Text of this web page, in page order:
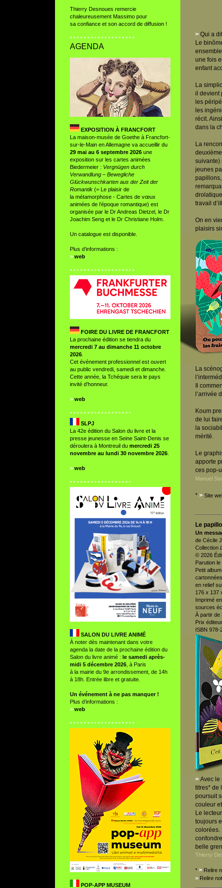
Thierry Desnoues remercie
chaleureusement Massimo pour
sa confiance et son accord de diffusion !
° ° ° ° ° ° ° ° ° ° ° ° ° ° ° ° ° ° °
AGENDA
EXPOSITION À FRANCFORT
La maison-musée de Goethe à Francfort-
sur-le-Main en Allemagne va accueillir du
29 mai au 6 septembre 2026une
exposition sur les cartes animées
Biedermeier : Vergnügen durch
Verwandlung – Bewegliche
Glückwunschkarten aus der Zeit der
Romantik(= Le plaisir de
la métamorphose - Cartes de vœux
animées de l’époque romantique) est
organisée par le Dr Andreas Dietzel, le Dr
Joachim Seng et le Dr Christiane Holm.
Un catalogue est disponible.
Plus d’informations :
> web
° ° ° ° ° ° ° ° ° ° ° ° ° ° ° ° ° ° °
FOIRE DU LIVRE DE FRANCFORT
La prochaine édition se tiendra du
mercredi 7 au dimanche 11 octobre
2026.
Cet événement professionnel est ouvert
au public vendredi, samedi et dimanche.
Cette année, la Tchéquie sera le pays
invité d’honneur.
>web
° ° ° ° ° ° ° ° ° ° ° ° ° ° ° ° ° °
SLPJ
La 42e édition du Salon du livre et la
presse jeunesse en Seine Saint-Denis se
déroulera à Montreuil du mercredi 25
novembre au lundi 30 novembre 2026.
> web
° ° ° ° ° ° ° ° ° ° ° ° ° ° ° ° ° °
SALON DU LIVRE ANIMÉ
À noter dès maintenant dans votre
agenda la date de la prochaine édition du
Salon du livre animé : le samedi après-
midi 5 décembre 2026, à Paris
à la mairie du 9e arrondissement, de 14h
à 18h. Entrée libre et gratuite.
Un événement à ne pas manquer !
Plus d’informations :
> web
° ° ° ° ° ° ° ° ° ° ° ° ° ° ° ° ° ° °
POP-APP MUSEUM
> Qui a
Le
une fois
enfant
La
il devient
les
les
récit.
dans la
La
suivante)
jeunes
travail
On en
plaisirs
La
Il
l’arrivée
Koum
de lui
la
mérité.
Le
apporte
ces pop-
Manuel
* > Site
Le
Un
de Cécile
Collection
© 2026
Parution
Petit
en relief
176 x 137
Imprimé
sources
À partir de
Prix
ISBN 978-
> Avec le
titres* de
poursuit
couleur
Le
toujours
colorées.
belle
Thierry
*> Relire
> Relire